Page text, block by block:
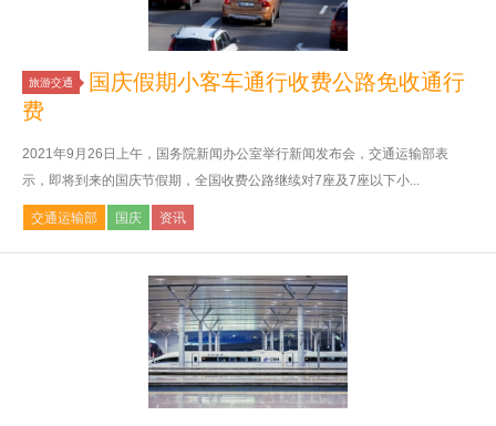
旅游交通
国庆假期小客车通行收费公路免收通行
费
2021年9月26日上午，国务院新闻办公室举行新闻发布会，交通运输部表
示，即将到来的国庆节假期，全国收费公路继续对7座及7座以下小...
交通运输部 国庆 资讯